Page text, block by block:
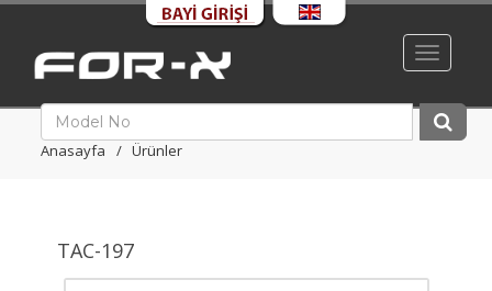
Toggle
Anasayfa Ürünler
TAC-197